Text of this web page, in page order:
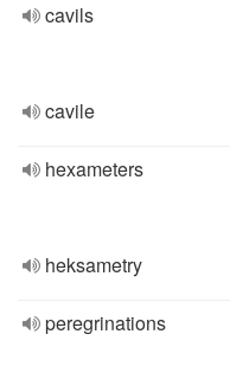
cavils
cavile
hexameters
heksametry
peregrinations